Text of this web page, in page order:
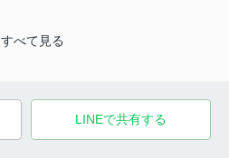
すべて見る
LINEで共有する